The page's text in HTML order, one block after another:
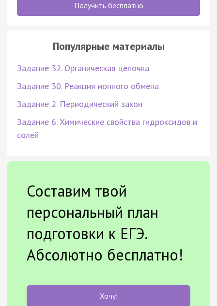
Получить бесплатно
Популярные материалы
Задание 32. Органическая цепочка
Задание 30. Реакция ионного обмена
Задание 2. Периодический закон
Задание 6. Химические свойства гидроксидов и
солей
Составим твой
персональный план
подготовки к ЕГЭ.
Абсолютно бесплатно!
Хочу!